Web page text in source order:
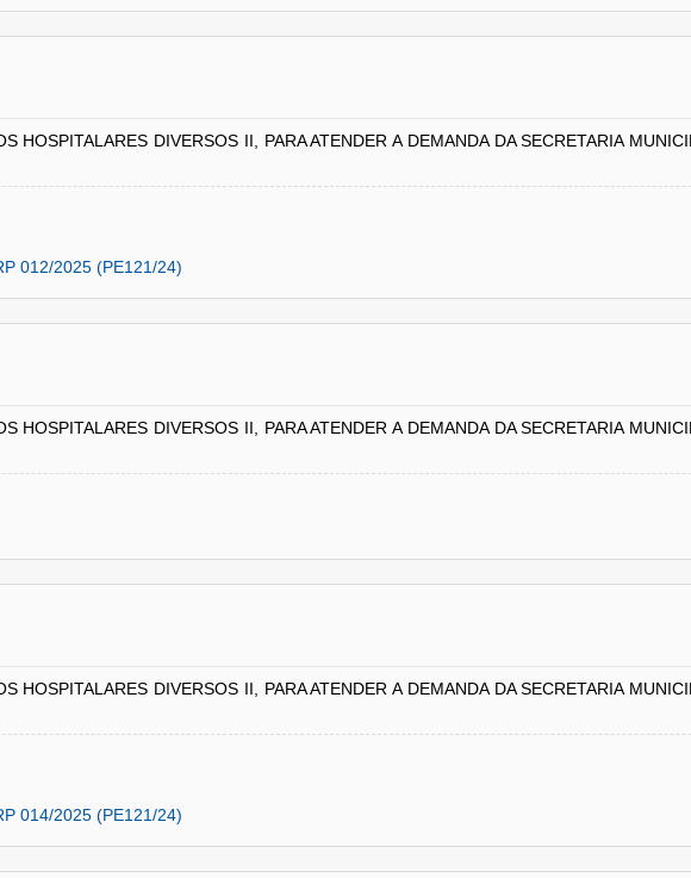
HOSPITALARES DIVERSOS II, PARA ATENDER A DEMANDA DA SECRETARIA
012/2025 (PE121/24)
HOSPITALARES DIVERSOS II, PARA ATENDER A DEMANDA DA SECRETARIA
HOSPITALARES DIVERSOS II, PARA ATENDER A DEMANDA DA SECRETARIA
014/2025 (PE121/24)